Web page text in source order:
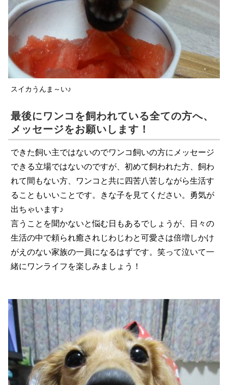
スイカうんま～い♪
最後にワンコを飼われている全ての方へ、
メッセージをお願いします！
できた飼い主ではないのでワンコ飼いの方にメッセージ
できる立場ではないのですが、初めて飼われた方、飼わ
れて間もない方、ワンコと共に四苦八苦しながら生活す
ることもいいことです。きな子を見てください。勇気が
出ちゃいます♪
言うことを聞かないと悩む日もあるでしょうが、日々の
生活の中で頼られ癒されじわじわと可愛さは倍増しかけ
がえのない家族の一員になるはずです。笑って泣いて一
緒にワンライフを楽しみましょう！